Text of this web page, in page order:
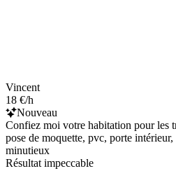
Vincent
18 €/h
Nouveau
Confiez moi votre habitation pour les
pose de moquette, pvc, porte
minutieux
Résultat impeccable